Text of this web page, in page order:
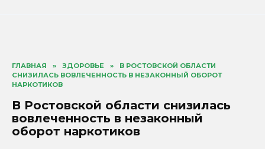
ГЛАВНАЯ » ЗДОРОВЬЕ »
В РОСТОВСКОЙ ОБЛАСТИ
СНИЗИЛАСЬ ВОВЛЕЧЕННОСТЬ В НЕЗАКОННЫЙ ОБОРОТ
НАРКОТИКОВ
В Ростовской области снизилась
вовлеченность в незаконный
оборот наркотиков